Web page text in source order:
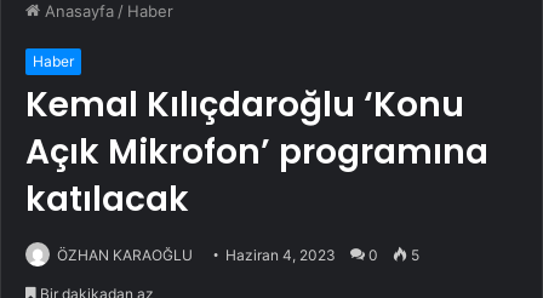
Anasayfa / Haber
Haber
Kemal Kılıçdaroğlu ‘Konu
Açık Mikrofon’ programına
katılacak
ÖZHAN KARAOĞLU Haziran 4, 2023 0 5
Bir dakikadan az